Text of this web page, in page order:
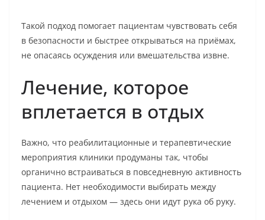
Такой подход помогает пациентам чувствовать себя
в безопасности и быстрее открываться на приёмах,
не опасаясь осуждения или вмешательства извне.
Лечение, которое
вплетается в отдых
Важно, что реабилитационные и терапевтические
мероприятия клиники продуманы так, чтобы
органично встраиваться в повседневную активность
пациента. Нет необходимости выбирать между
лечением и отдыхом — здесь они идут рука об руку.